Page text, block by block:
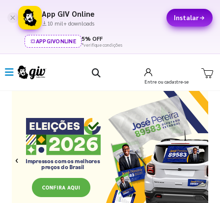
App GIV Online
10 mil+ downloads
Instalar
APPGIVONLINE 5% OFF
*verifique condições
Entre ou cadastre-se
Previous Next